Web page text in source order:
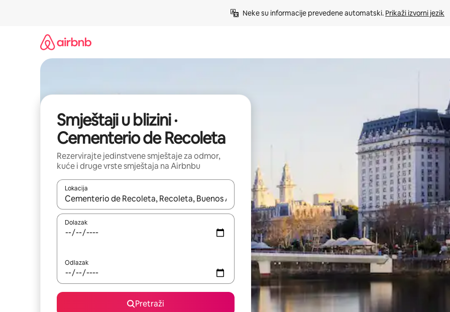
Neke su informacije prevedene automatski. Prikaži izvorni jezik
Smještaji u blizini ·
Cementerio de Recoleta
Rezervirajte jedinstvene smještaje za odmor,
kuće i druge vrste smještaja na Airbnbu
Lokacija
Kada budu dostupni rezultati, moći ćete ih pregledati koristeći se strelicama prema gore i prema dolje, kao i dodirom ili
Dolazak
Odlazak
Pretraži